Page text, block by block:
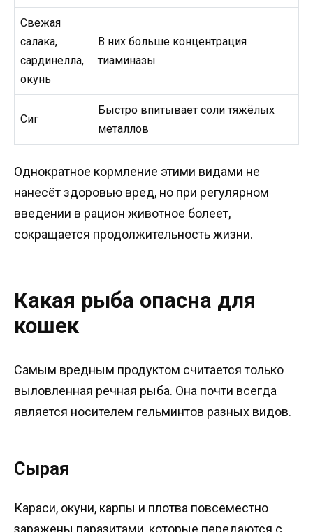
Свежая
салака,
сардинелла,
окунь
В них больше концентрация
тиаминазы
Сиг
Быстро впитывает соли тяжёлых
металлов
Однократное кормление этими видами не
нанесёт здоровью вред, но при регулярном
введении в рацион животное болеет,
сокращается продолжительность жизни.
Какая рыба опасна для
кошек
Самым вредным продуктом считается только
выловленная речная рыба. Она почти всегда
является носителем гельминтов разных видов.
Сырая
Караси, окуни, карпы и плотва повсеместно
заражены паразитами, которые передаются с